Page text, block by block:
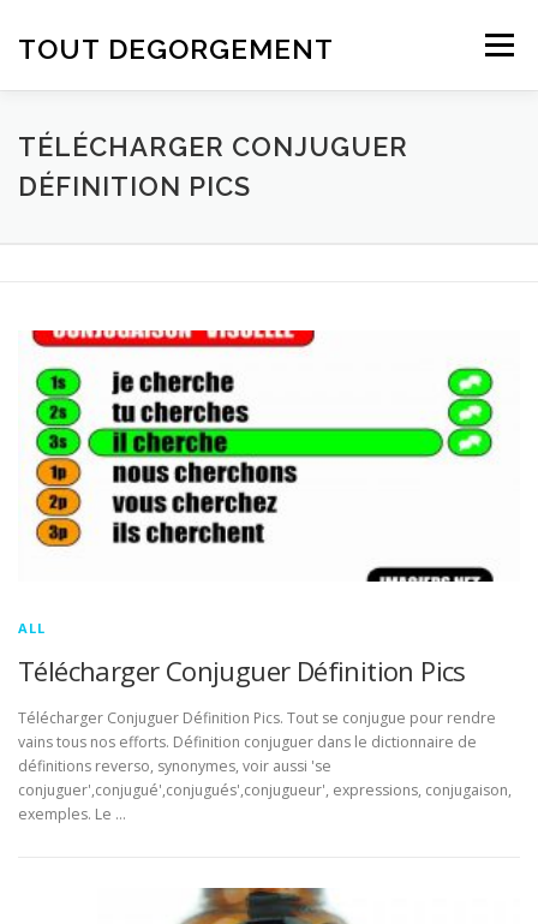
TOUT DEGORGEMENT Menu
TÉLÉCHARGER CONJUGUER
DÉFINITION PICS
ALL
Télécharger Conjuguer Définition Pics
Télécharger Conjuguer Définition Pics. Tout se conjugue pour rendre
vains tous nos efforts. Définition conjuguer dans le dictionnaire de
définitions reverso, synonymes, voir aussi 'se
conjuguer',conjugué',conjugués',conjugueur', expressions, conjugaison,
exemples. Le …